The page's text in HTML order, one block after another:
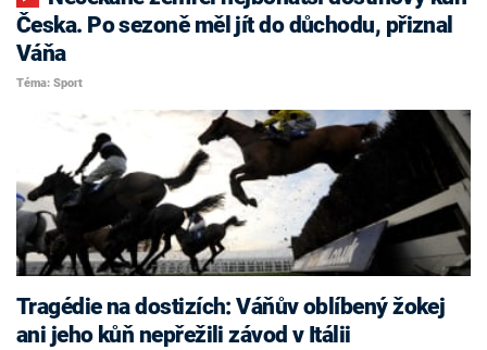
Česka. Po sezoně měl jít do důchodu, přiznal
Váňa
Téma: Sport
Tragédie na dostizích: Váňův oblíbený žokej
ani jeho kůň nepřežili závod v Itálii